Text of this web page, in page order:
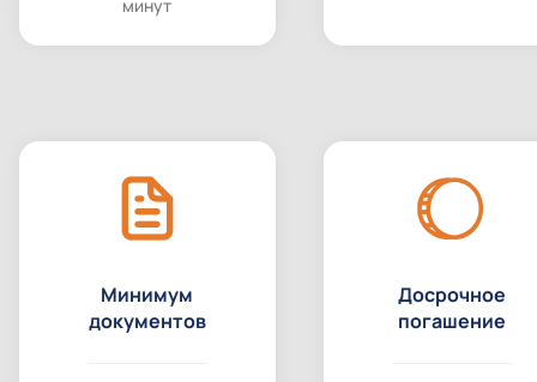
минут
Минимум
документов
Досрочное
погашение